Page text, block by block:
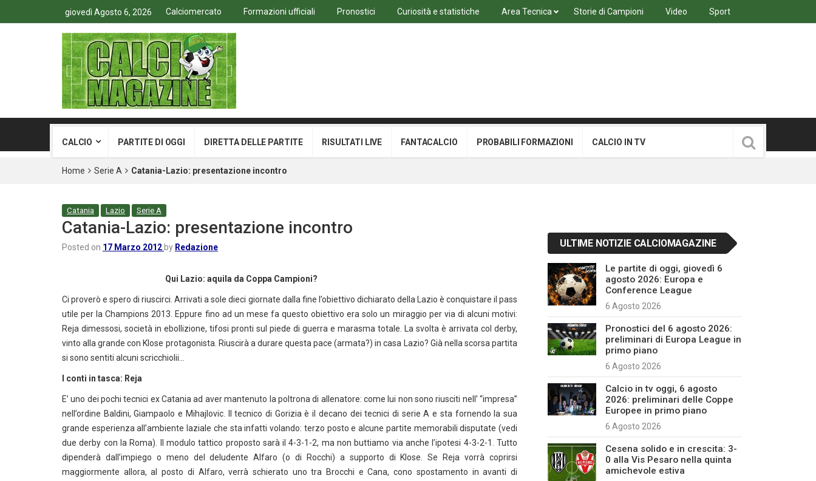
giovedì Agosto 6, 2026 Calciomercato Formazioni ufficiali Pronostici Curiosità e statistiche Area Tecnica Storie di Campioni Video Sport
CALCIO PARTITE DI OGGI DIRETTA DELLE PARTITE RISULTATI LIVE FANTACALCIO PROBABILI FORMAZIONI CALCIO IN TV
Home Serie A Catania-Lazio: presentazione incontro
Catania Lazio Serie A
Catania-Lazio: presentazione incontro
Posted on 17 Marzo 2012 by Redazione
Qui Lazio: aquila da Coppa Campioni?
Ci proverò e spero di riuscirci. Arrivati a sole dieci giornate dalla fine l’obiettivo dichiarato della Lazio è conquistare il pass
utile per la Champions 2013. Eppure fino ad un mese fa questo obiettivo era solo un miraggio per via di alcuni motivi:
Reja dimessosi, società in ebollizione, tifosi pronti sul piede di guerra e marasma totale. La svolta è arrivata col derby,
vinto alla grande con Klose protagonista. Riuscirà a durare questa pace (armata?) in casa Lazio? Già nella scorsa partita
si sono sentiti alcuni scricchiolii…
I conti in tasca: Reja
E’ uno dei pochi tecnici ex Catania ad aver mantenuto la poltrona di allenatore: come lui non sono riusciti nell’ “impresa”
nell’ordine Baldini, Giampaolo e Mihajlovic. Il tecnico di Gorizia è il decano dei tecnici di serie A e sta fornendo la sua
grande esperienza all’ambiente laziale che sta infatti volando: terzo posto e alcune partite memorabili disputate (vedi
due derby con la Roma). Il modulo tattico proposto sarà il 4-3-1-2, ma non buttiamo via anche l’ipotesi 4-3-2-1. Tutto
dipenderà dall’impiego o meno del deludente Alfaro (o di Rocchi) a supporto di Klose. Se Reja vorrà coprirsi
maggiormente allora, al posto di Alfaro, verrà schierato uno tra Brocchi e Cana, cono spostamento in avanti di
ULTIME NOTIZIE CALCIOMAGAZINE
Le partite di oggi, giovedì 6
agosto 2026: Europa e
Conference League
6 Agosto 2026
Pronostici del 6 agosto 2026:
preliminari di Europa League in
primo piano
6 Agosto 2026
Calcio in tv oggi, 6 agosto
2026: preliminari delle Coppe
Europee in primo piano
6 Agosto 2026
Cesena solido e in crescita: 3-
0 alla Vis Pesaro nella quinta
amichevole estiva